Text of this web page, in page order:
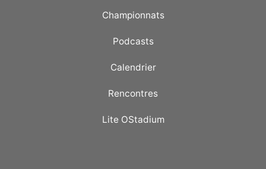
Championnats
Podcasts
Calendrier
Rencontres
Lite OStadium